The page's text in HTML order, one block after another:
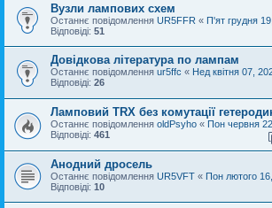
Вузли лампових схем
Останнє повідомлення UR5FFR « П'ят грудня
Відповіді: 51
Довідкова література по лампам
Останнє повідомлення ur5ffc « Нед квітня 07,
Відповіді: 26
Ламповий TRX без комутації
Останнє повідомлення oldPsyho « Пон червня
Відповіді: 461
Анодний дросель
Останнє повідомлення UR5VFT « Пон лютого
Відповіді: 10